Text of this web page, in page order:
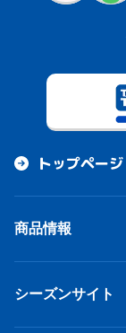
トップページ
商品情報
シーズンサイト